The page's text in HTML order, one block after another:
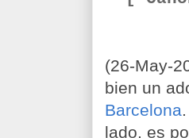
(26-May-
bien un
Barcelona
lado, es